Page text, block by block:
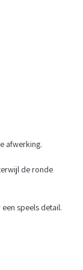
afwerking.
de ronde
speels detail.